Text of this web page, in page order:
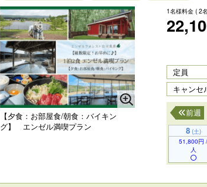
【夕食：お部屋食/朝食：バイキン
グ】 エンゼル満喫プラン
1名様料金 ( 2
定員
キャンセ
前週
8 (土)
51,800円 /
人